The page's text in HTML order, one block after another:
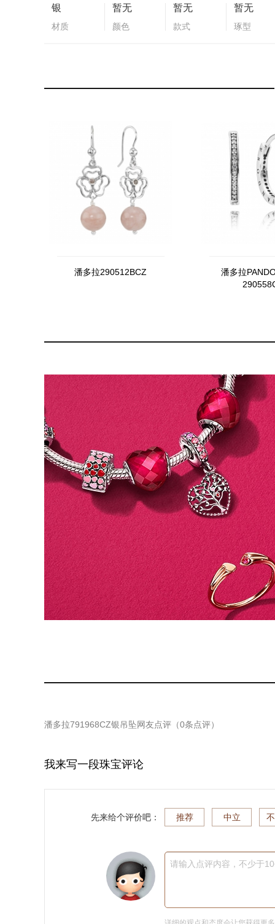
银
材质
暂无
颜色
暂无
款式
暂无
琢型
潘多拉290512BCZ
潘多拉
潘多拉791968CZ银吊坠网友点评（0条点评）
我来写一段珠宝评论
先来给个评价吧： 推荐 中立
请输入点评内容，不少于